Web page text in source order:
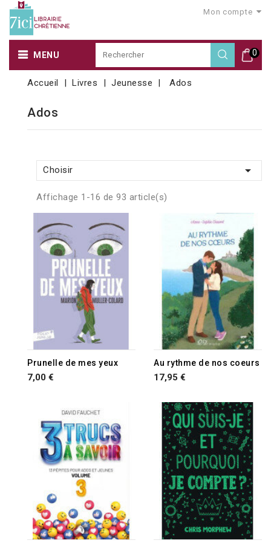
Mon compte
0
MENU
Accueil Livres Jeunesse Ados
Ados
Choisir 
Affichage 1-16 de 93 article(s)
Prunelle de mes yeux
7,00 €
Au rythme de nos coeurs
17,95 €